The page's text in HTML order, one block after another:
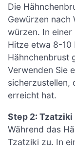
Die
Gewürzen nach
würzen. In
Hitze etwa 8-10
Hähnchenbrust
Verwenden Sie
sicherzustellen,
erreicht hat.
Step 2:
Während das
Tzatziki zu. In